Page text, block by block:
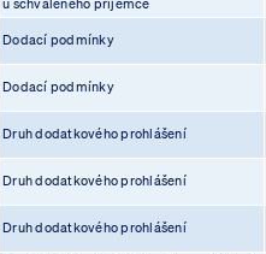
Dodací podmínky
Dodací podmínky
Druh dodatkového prohlášení
Druh dodatkového prohlášení
Druh dodatkového prohlášení